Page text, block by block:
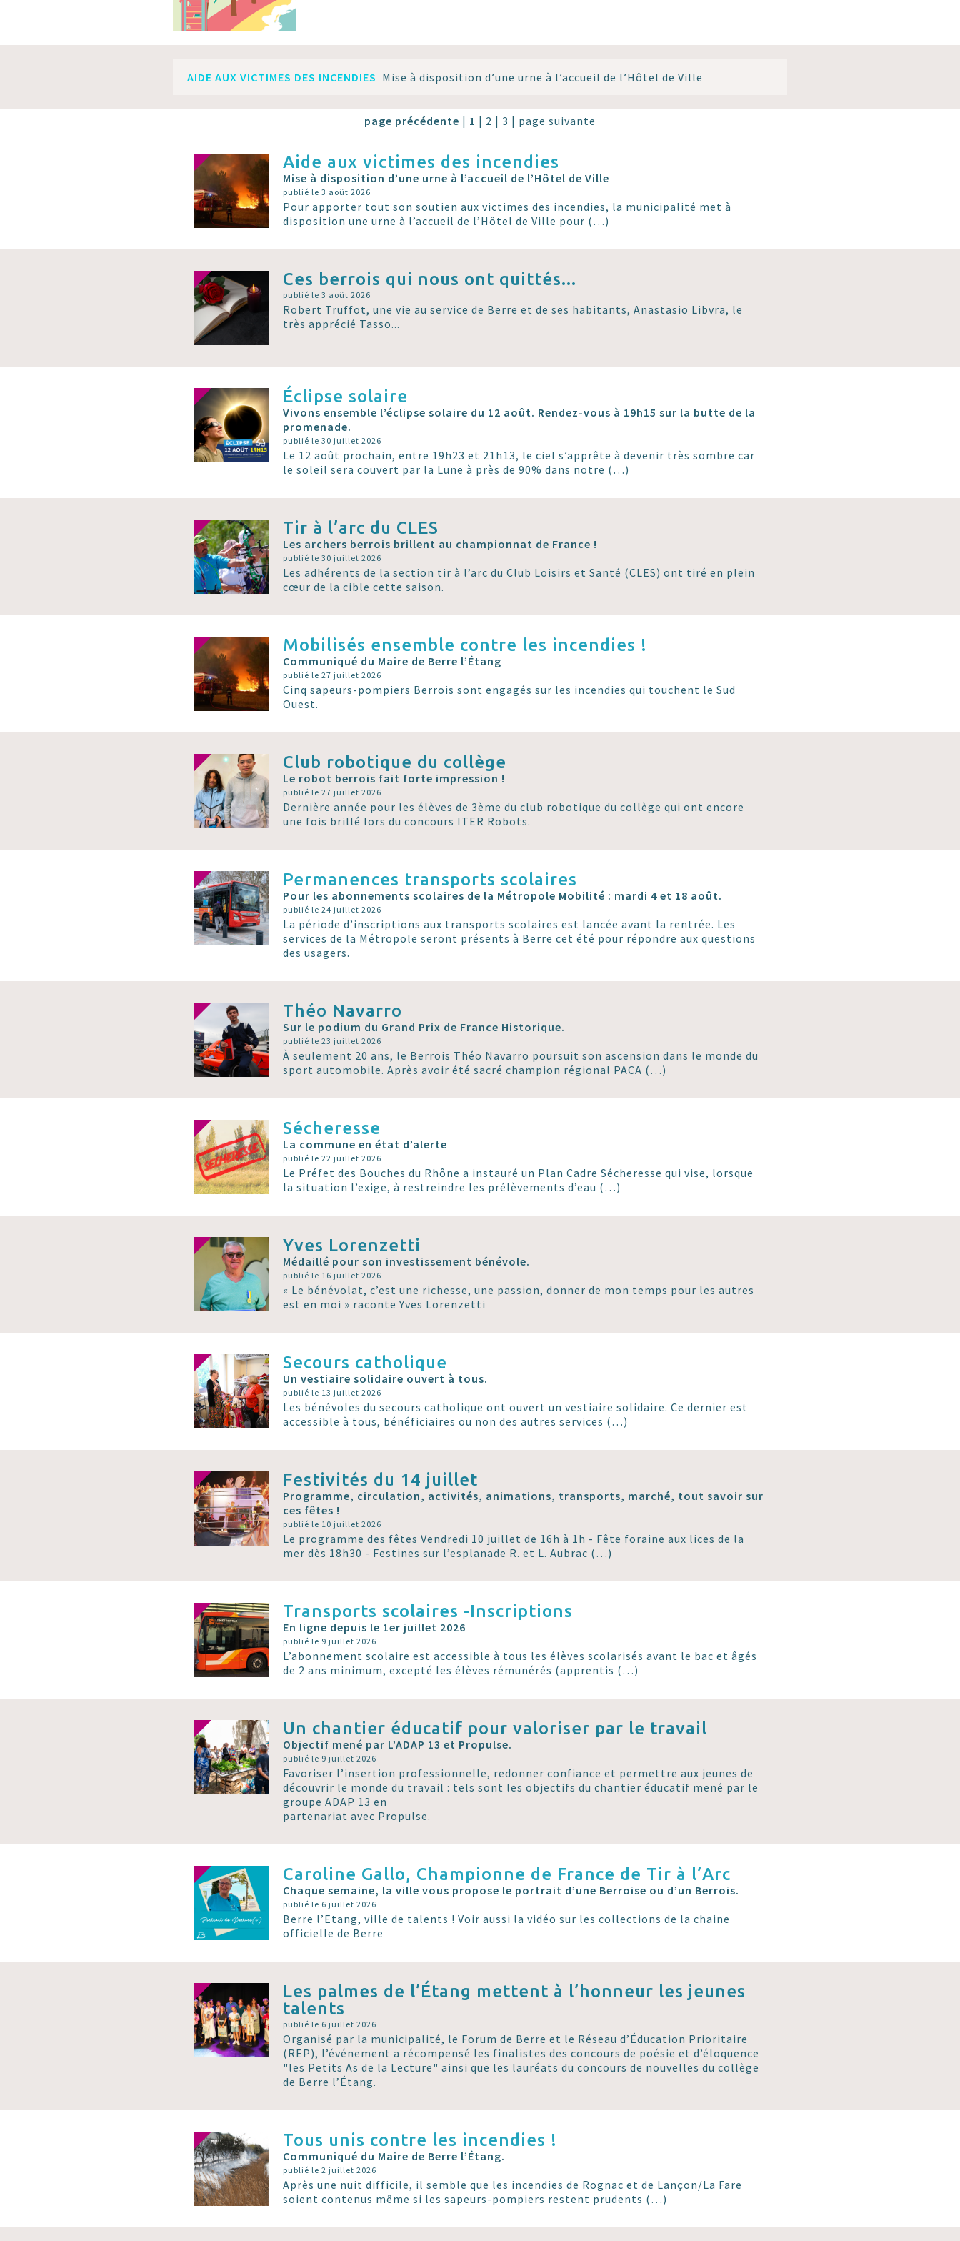
AIDE AUX VICTIMES DES INCENDIES Mise à disposition d’une urne à l’accueil de l’Hôtel de Ville
page précédente | 1 | 2 | 3 | page suivante
Aide aux victimes des incendies
Mise à disposition d’une urne à l’accueil de l’Hôtel de Ville
publié le 3 août 2026
Pour apporter tout son soutien aux victimes des incendies, la municipalité met à
disposition une urne à l’accueil de l’Hôtel de Ville pour (…)
Ces berrois qui nous ont quittés...
publié le 3 août 2026
Robert Truffot, une vie au service de Berre et de ses habitants, Anastasio Libvra, le
très apprécié Tasso...
Éclipse solaire
Vivons ensemble l’éclipse solaire du 12 août. Rendez-vous à 19h15 sur la butte de la
promenade.
publié le 30 juillet 2026
Le 12 août prochain, entre 19h23 et 21h13, le ciel s’apprête à devenir très sombre car
le soleil sera couvert par la Lune à près de 90% dans notre (…)
Tir à l’arc du CLES
Les archers berrois brillent au championnat de France !
publié le 30 juillet 2026
Les adhérents de la section tir à l’arc du Club Loisirs et Santé (CLES) ont tiré en plein
cœur de la cible cette saison.
Mobilisés ensemble contre les incendies !
Communiqué du Maire de Berre l’Étang
publié le 27 juillet 2026
Cinq sapeurs-pompiers Berrois sont engagés sur les incendies qui touchent le Sud
Ouest.
Club robotique du collège
Le robot berrois fait forte impression !
publié le 27 juillet 2026
Dernière année pour les élèves de 3ème du club robotique du collège qui ont encore
une fois brillé lors du concours ITER Robots.
Permanences transports scolaires
Pour les abonnements scolaires de la Métropole Mobilité : mardi 4 et 18 août.
publié le 24 juillet 2026
La période d’inscriptions aux transports scolaires est lancée avant la rentrée. Les
services de la Métropole seront présents à Berre cet été pour répondre aux questions
des usagers.
Théo Navarro
Sur le podium du Grand Prix de France Historique.
publié le 23 juillet 2026
À seulement 20 ans, le Berrois Théo Navarro poursuit son ascension dans le monde du
sport automobile. Après avoir été sacré champion régional PACA (…)
Sécheresse
La commune en état d’alerte
publié le 22 juillet 2026
Le Préfet des Bouches du Rhône a instauré un Plan Cadre Sécheresse qui vise, lorsque
la situation l’exige, à restreindre les prélèvements d’eau (…)
Yves Lorenzetti
Médaillé pour son investissement bénévole.
publié le 16 juillet 2026
« Le bénévolat, c’est une richesse, une passion, donner de mon temps pour les autres
est en moi » raconte Yves Lorenzetti
Secours catholique
Un vestiaire solidaire ouvert à tous.
publié le 13 juillet 2026
Les bénévoles du secours catholique ont ouvert un vestiaire solidaire. Ce dernier est
accessible à tous, bénéficiaires ou non des autres services (…)
Festivités du 14 juillet
Programme, circulation, activités, animations, transports, marché, tout savoir sur
ces fêtes !
publié le 10 juillet 2026
Le programme des fêtes Vendredi 10 juillet de 16h à 1h - Fête foraine aux lices de la
mer dès 18h30 - Festines sur l’esplanade R. et L. Aubrac (…)
Transports scolaires -Inscriptions
En ligne depuis le 1er juillet 2026
publié le 9 juillet 2026
L’abonnement scolaire est accessible à tous les élèves scolarisés avant le bac et âgés
de 2 ans minimum, excepté les élèves rémunérés (apprentis (…)
Un chantier éducatif pour valoriser par le travail
Objectif mené par L’ADAP 13 et Propulse.
publié le 9 juillet 2026
Favoriser l’insertion professionnelle, redonner confiance et permettre aux jeunes de
découvrir le monde du travail : tels sont les objectifs du chantier éducatif mené par le
groupe ADAP 13 en
partenariat avec Propulse.
Caroline Gallo, Championne de France de Tir à l’Arc
Chaque semaine, la ville vous propose le portrait d’une Berroise ou d’un Berrois.
publié le 6 juillet 2026
Berre l’Etang, ville de talents ! Voir aussi la vidéo sur les collections de la chaine
officielle de Berre
Les palmes de l’Étang mettent à l’honneur les jeunes
talents
publié le 6 juillet 2026
Organisé par la municipalité, le Forum de Berre et le Réseau d’Éducation Prioritaire
(REP), l’événement a récompensé les finalistes des concours de poésie et d’éloquence
"les Petits As de la Lecture" ainsi que les lauréats du concours de nouvelles du collège
de Berre l’Étang.
Tous unis contre les incendies !
Communiqué du Maire de Berre l’Étang.
publié le 2 juillet 2026
Après une nuit difficile, il semble que les incendies de Rognac et de Lançon/La Fare
soient contenus même si les sapeurs-pompiers restent prudents (…)